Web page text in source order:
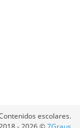
escolares.